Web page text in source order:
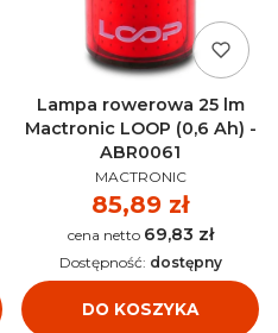
Lampa rowerowa 25 lm
Mactronic LOOP (0,6 Ah) -
ABR0061
PRODUCENT
MACTRONIC
Cena
85,89 zł
Cena 69,83 zł
DO KOSZYKA
Dostępność: dostępny